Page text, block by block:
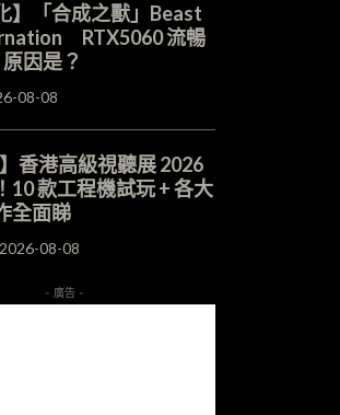
】「合成之獸」Beast
RTX5060 流暢
因是？
08-08
】香港高級視聽展 2026
10 款工程機試玩 + 各大
全面睇
2026-08-08
- 廣告 -